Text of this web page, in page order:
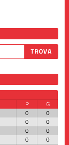
P
G
0
0
0
0
0
0
0
0